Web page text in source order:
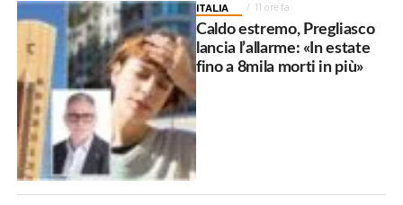
ITALIA 11 ore fa
Caldo estremo, Pregliasco
lancia l’allarme: «In estate
fino a 8mila morti in più»